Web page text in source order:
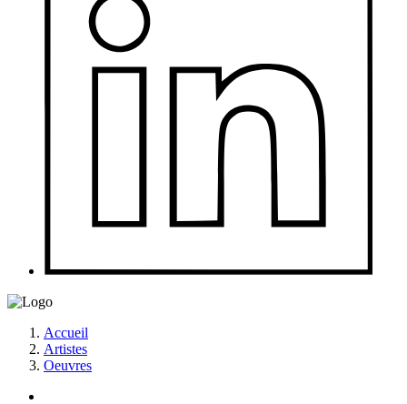
Accueil
Artistes
Oeuvres